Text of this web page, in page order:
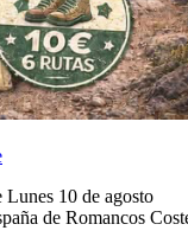
Lunes 10 de agosto
de Romancos